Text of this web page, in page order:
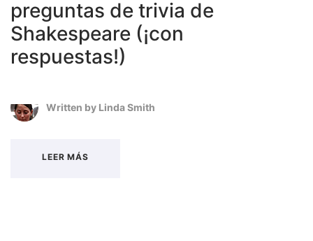
preguntas de trivia de
Shakespeare (¡con
respuestas!)
Written by Linda Smith
LEER MÁS